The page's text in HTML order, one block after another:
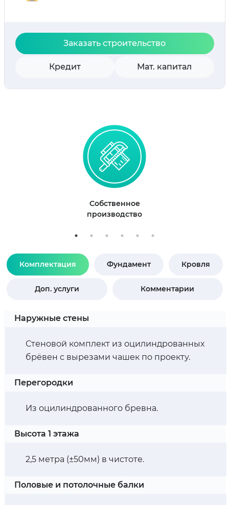
Заказать строительство
Кредит Мат. капитал
Собственное
производство
Комплектация Фундамент Кровля
Доп. услуги Комментарии
Наружные стены
Стеновой комплект из оцилиндрованных
брёвен с вырезами чашек по проекту.
Перегородки
Из оцилиндрованного бревна.
Высота 1 этажа
2,5 метра (±50мм) в чистоте.
Половые и потолочные балки